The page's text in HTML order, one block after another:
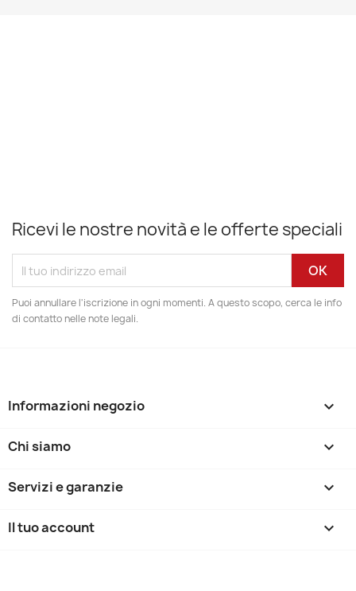
Ricevi le nostre novità e le offerte speciali
Puoi annullare l'iscrizione in ogni momenti. A questo scopo, cerca le info
di contatto nelle note legali.
Informazioni negozio keyboard_arrow_down
Chi siamo 
Servizi e garanzie 
Il tuo account 